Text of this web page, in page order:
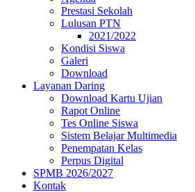
Prestasi Sekolah
Lulusan PTN
2021/2022
Kondisi Siswa
Galeri
Download
Layanan Daring
Download Kartu Ujian
Rapot Online
Tes Online Siswa
Sistem Belajar Multimedia
Penempatan Kelas
Perpus Digital
SPMB 2026/2027
Kontak